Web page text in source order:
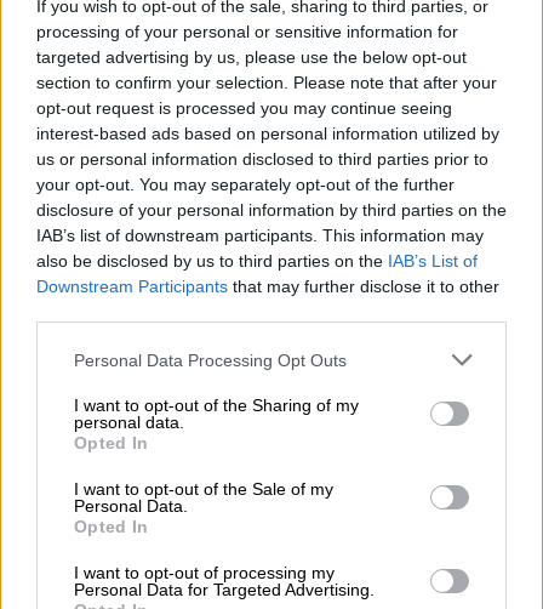
If you wish to opt-out of the sale, sharing to third parties, or
processing of your personal or sensitive information for
targeted advertising by us, please use the below opt-out
section to confirm your selection. Please note that after your
opt-out request is processed you may continue seeing
interest-based ads based on personal information utilized by
us or personal information disclosed to third parties prior to
your opt-out. You may separately opt-out of the further
disclosure of your personal information by third parties on the
IAB’s list of downstream participants. This information may
also be disclosed by us to third parties on the IAB’s List of
Downstream Participants that may further disclose it to other
Please note that this website/app uses one or more Google
not limited to your visit or usage behaviour. You may click to
grant or deny consent to Google and its third-party tags to
use your data for below specified purposes in below Google
consent section.
Personal Data Processing Opt Outs
I want to opt-out of the Sharing of my
personal data.
Opted In
I want to opt-out of the Sale of my
Personal Data.
Opted In
I want to opt-out of processing my
Personal Data for Targeted Advertising.
Κόσμος |22.05.2019 23:24
Νέα τουρκική πρόκληση: Κάλεσμα σε
μουσουλμανική προσευχή έξω από την
Αγία Σοφία
Στις σχετικές αφίσες που κυκλοφορούν
απεικονίζεται ο Μωάμεθ ο Πορθητής πάνω
σε άλογο και από κάτω η Αγία Σοφία
Τουρκία
Ρετζέπ Ταγίπ Ερντογάν
ειδήσεις τώρα
Κωνσταντίνου & Ελένης
Αγία Σοφία
Δράκουλας
μουσουλμανική προσευχή